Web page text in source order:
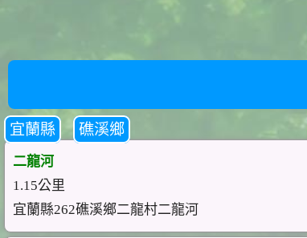
宜蘭縣 礁溪鄉
二龍河
1.15公里
宜蘭縣262礁溪鄉二龍村二龍河